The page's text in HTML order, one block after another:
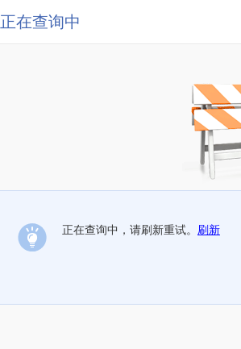
正在查询中
正在查询中，请刷新重试。 刷新